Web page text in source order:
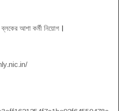
আশা কর্মী নিয়োগ ।